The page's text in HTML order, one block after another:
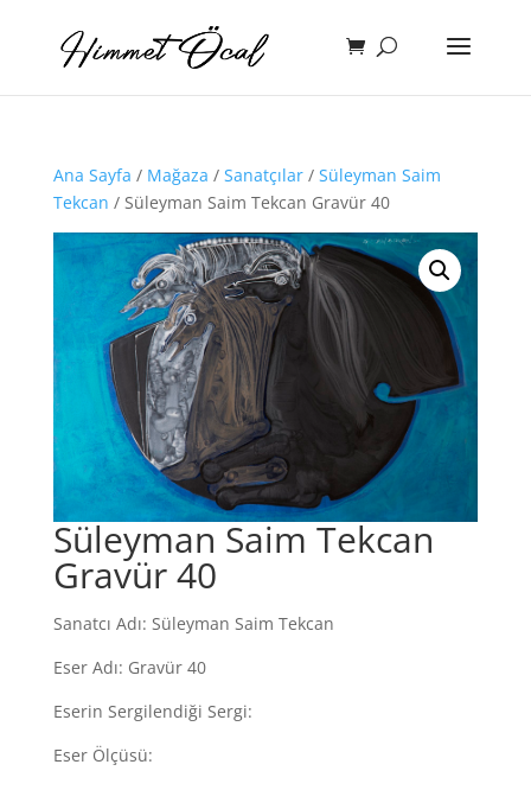
Ana Sayfa / Mağaza / Sanatçılar/ Süleyman Saim
Tekcan / Süleyman Saim Tekcan Gravür 40
Süleyman Saim Tekcan
Gravür 40
Sanatcı Adı: Süleyman Saim Tekcan
Eser Adı: Gravür 40
Eserin Sergilendiği Sergi:
Eser Ölçüsü: